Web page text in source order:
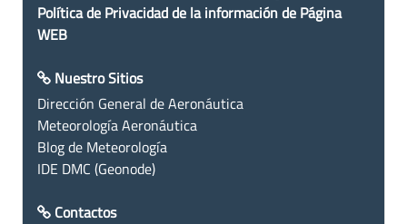
Política de Privacidad de la información de Página
WEB
Nuestro Sitios
Dirección General de Aeronáutica
Meteorología Aeronáutica
Blog de Meteorología
IDE DMC (Geonode)
Contactos